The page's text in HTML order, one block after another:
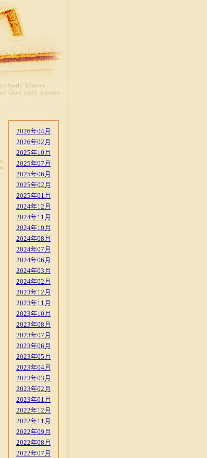
2026年04月
2026年02月
2025年10月
2025年07月
2025年06月
2025年02月
2025年01月
2024年12月
2024年11月
2024年10月
2024年08月
2024年07月
2024年06月
2024年03月
2024年02月
2023年12月
2023年11月
2023年10月
2023年08月
2023年07月
2023年06月
2023年05月
2023年04月
2023年03月
2023年02月
2023年01月
2022年12月
2022年11月
2022年09月
2022年08月
2022年07月